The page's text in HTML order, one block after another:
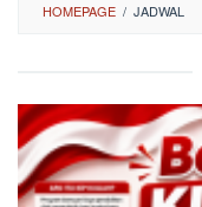
HOMEPAGE / JADWAL